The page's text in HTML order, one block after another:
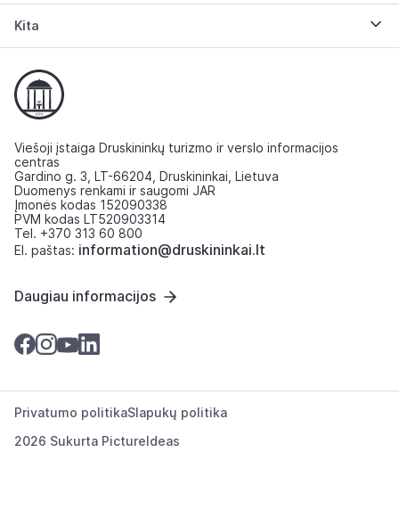
Kita
Viešoji įstaiga Druskininkų turizmo ir verslo informacijos
centras
Gardino g. 3, LT-66204, Druskininkai, Lietuva
Duomenys renkami ir saugomi JAR
Įmonės kodas 152090338
PVM kodas LT520903314
Tel. +370 313 60 800
El. paštas: information@druskininkai.lt
Daugiau informacijos
2026 Sukurta PictureIdeas
Privatumo politikaSlapukų politika